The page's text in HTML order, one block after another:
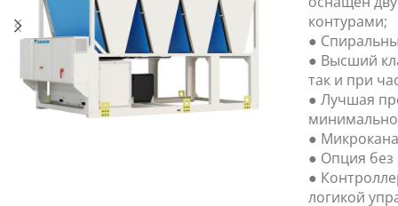
контурами;
●
● Высший
так и при
● Лучшая
●
● Опция без
●
логикой